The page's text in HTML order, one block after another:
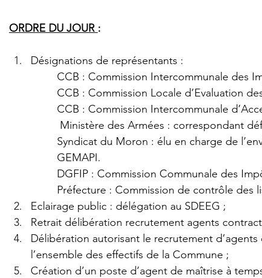
ORDRE DU JOUR :
CCB : Commission Intercommunale des
CCB : Commission Locale d’Evaluation
CCB : Commission Intercommunale
Ministère des Armées : correspondant
		GEMAPI.
DGFIP : Commission Communale des
Préfecture : Commission de contrôle des
Eclairage public : délégation au SDEEG ;
Retrait délibération recrutement agents
Délibération autorisant le recrutement
l’ensemble des effectifs de la Commune ;
Création d’un poste d’agent de maîtrise à